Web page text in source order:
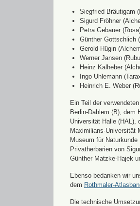
Siegfried Bräutigam
Sigurd Fröhner
Petra Gebauer
Günther Gottschlich
Gerold Hügin
Werner Jansen
Heinz Kalheber
Ingo Uhlemann
Heinrich E. Weber
Ein Teil der
Berlin-Dahlem (B), dem
Universität Halle (HAL),
Maximilians-Universität
Museum für
Privatherbarien von
Günther Matzke-Hajek
Ebenso bedanken wir
dem Rothmaler-
Die technische